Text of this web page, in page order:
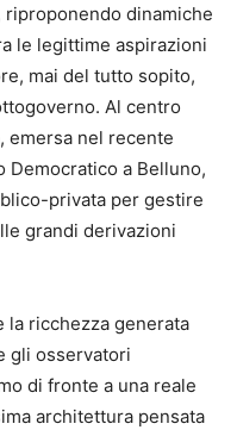
dinamiche
le legittime aspirazioni
mai del tutto sopito,
Al centro
emersa nel recente
Democratico a Belluno,
privata per gestire
grandi derivazioni
la ricchezza generata
gli osservatori
di fronte a una reale
architettura pensata